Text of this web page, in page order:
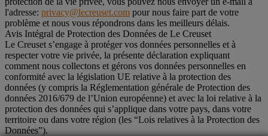
l'adresse: privacy@lecreuset.com pour nous faire part de votre
problème et nous vous répondrons dans les meilleurs délais.
Avis Intégral de Protection des Données de Le Creuset
Le Creuset s’engage à protéger vos données personnelles et à
respecter votre vie privée, la présente déclaration expliquant
comment nous collectons et gérons vos données personnelles en
conformité avec la législation UE relative à la protection des
données (y compris la Réglementation générale de Protection des
données 2016/679 de l’Union européenne) et avec la loi relative à la
protection des données qui s’applique dans votre pays, dans votre
territoire ou dans votre région (les “Lois relatives à la Protection des
Données”).